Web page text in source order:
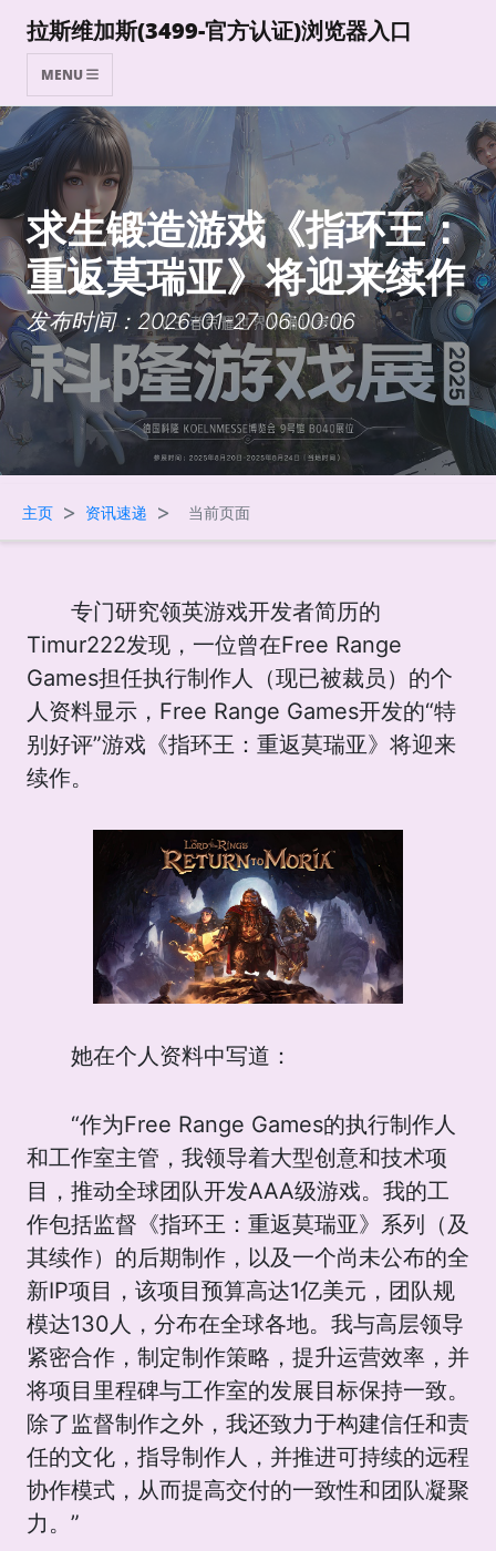
拉斯维加斯(3499-官方认证)浏览器入口
MENU
求生锻造游戏《指环王：
重返莫瑞亚》将迎来续作
发布时间：2026-01-27 06:00:06
主页 > 资讯速递 > 当前页面
专门研究领英游戏开发者简历的
Timur222发现，一位曾在Free Range
Games担任执行制作人（现已被裁员）的个
人资料显示，Free Range Games开发的“特
别好评”游戏《指环王：重返莫瑞亚》将迎来
续作。
她在个人资料中写道：
“作为Free Range Games的执行制作人
和工作室主管，我领导着大型创意和技术项
目，推动全球团队开发AAA级游戏。我的工
作包括监督《指环王：重返莫瑞亚》系列（及
其续作）的后期制作，以及一个尚未公布的全
新IP项目，该项目预算高达1亿美元，团队规
模达130人，分布在全球各地。我与高层领导
紧密合作，制定制作策略，提升运营效率，并
将项目里程碑与工作室的发展目标保持一致。
除了监督制作之外，我还致力于构建信任和责
任的文化，指导制作人，并推进可持续的远程
协作模式，从而提高交付的一致性和团队凝聚
力。”